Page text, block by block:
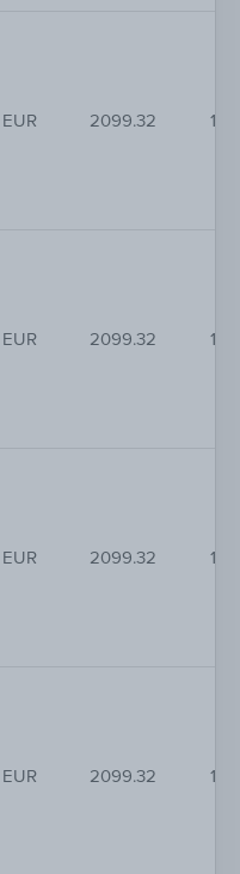
EUR 2099.32
EUR 2099.32
EUR 2099.32
EUR 2099.32